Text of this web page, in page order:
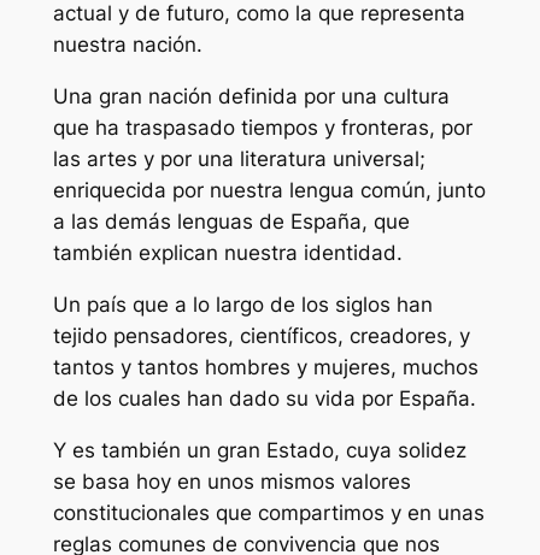
actual y de futuro, como la que representa
nuestra nación.
Una gran nación definida por una cultura
que ha traspasado tiempos y fronteras, por
las artes y por una literatura universal;
enriquecida por nuestra lengua común, junto
a las demás lenguas de España, que
también explican nuestra identidad.
Un país que a lo largo de los siglos han
tejido pensadores, científicos, creadores, y
tantos y tantos hombres y mujeres, muchos
de los cuales han dado su vida por España.
Y es también un gran Estado, cuya solidez
se basa hoy en unos mismos valores
constitucionales que compartimos y en unas
reglas comunes de convivencia que nos